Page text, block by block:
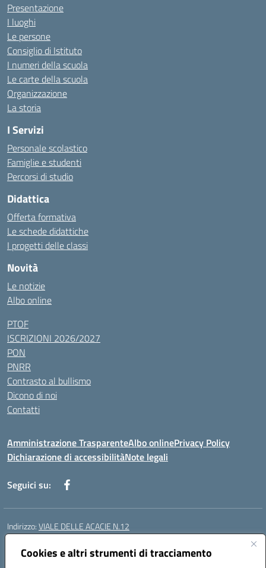
Cookies e altri strumenti di tracciamento
Presentazione
I luoghi
Le persone
Consiglio di Istituto
I numeri della scuola
Le carte della scuola
Organizzazione
La storia
I Servizi
Personale scolastico
Famiglie e studenti
Percorsi di studio
Didattica
Offerta formativa
Le schede didattiche
I progetti delle classi
Novità
Le notizie
Albo online
PTOF
ISCRIZIONI 2026/2027
PON
PNRR
Contrasto al bullismo
Dicono di noi
Contatti
Amministrazione TrasparenteAlbo onlinePrivacy Policy
Dichiarazione di accessibilitàNote legali
Seguici su:
Indirizzo:VIALE DELLE ACACIE N.12
Centralino:
Posta elettronica certificata (PEC):ceic87900q@pec.istruzione.it